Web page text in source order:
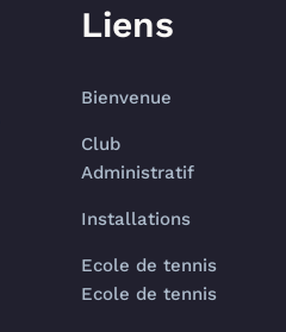
Liens
Bienvenue
Club
Administratif
Installations
Ecole de tennis
Ecole de tennis